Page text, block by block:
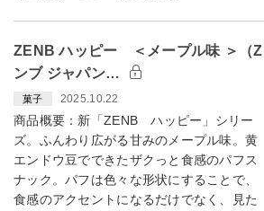
ZENB ハッピー ＜メープル味 ＞（
ンブ ジャパン…
菓子 2025.10.22
商品概要：新「ZENB ハッピー」シリー
ズ。ふんわり広がる甘みのメープル味。黄
エンドウ豆でできたザクっと食感のパフス
ナック。パフは色々な形状にすることで、
食感のアクセントになるだけでなく、見た